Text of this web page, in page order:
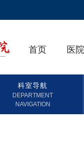
首页 医
科室导航
DEPARTMENT
NAVIGATION